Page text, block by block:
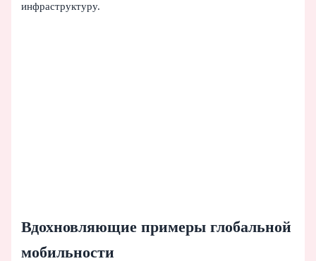
инфраструктуру.
Вдохновляющие примеры глобальной
мобильности